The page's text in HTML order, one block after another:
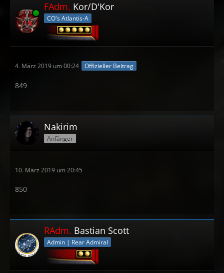
Online FAdm. Kor/D'Kor
CO's Atlantis-A
4. März 2019 um 00:24 Offizieller Beitrag
849
Nakirim
Anfänger
10. März 2019 um 20:45
850
RAdm. Bastian Scott
Admin | Rear Admiral